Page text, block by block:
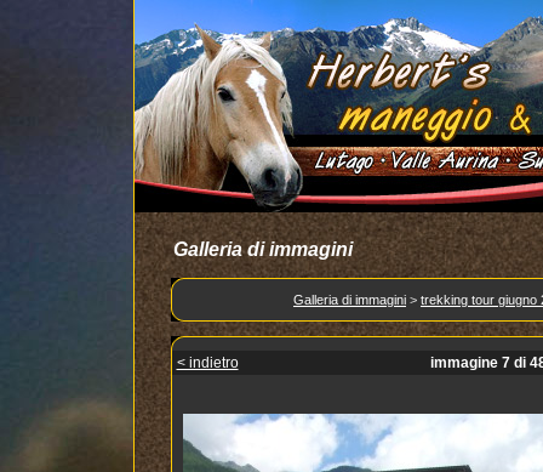
Galleria di immagini
Galleria di immagini > trekking tour giugno
< indietro immagine 7 di